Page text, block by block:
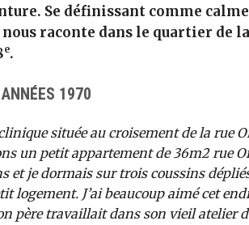
Se définissant comme
raconte dans le quartier de
e.
1970
située au croisement de la rue
un petit appartement de 36m2 rue
et je dormais sur trois coussins
logement. J’ai beaucoup aimé cet
père travaillait dans son vieil atelier